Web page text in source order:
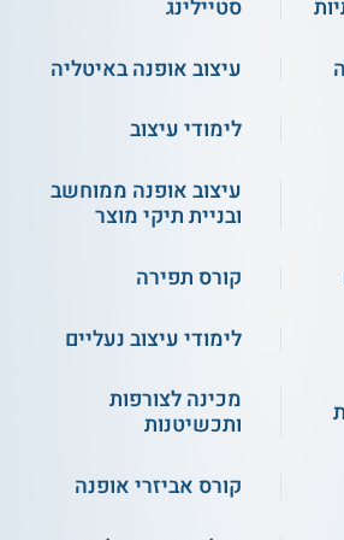
כאן נכתב ונערך על ידי
קשר מכל סוג שהוא.
סטיילינג
עיצוב אופנה באיטליה
לימודי עיצוב
עיצוב אופנה ממוחשב
ובניית תיקי מוצר
קורס תפירה
לימודי עיצוב נעליים
מכינה לצורפות
ותכשיטנות
קורס אביזרי אופנה